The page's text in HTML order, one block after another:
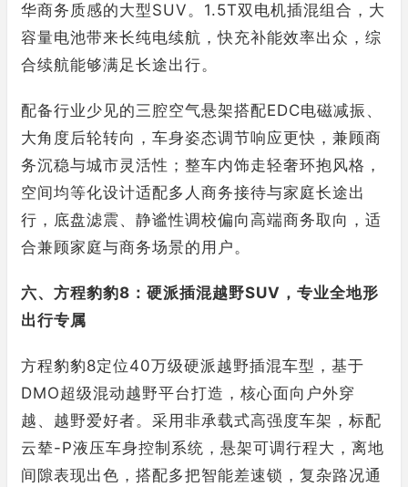
华商务质感的大型SUV。1.5T双电机插混组合，大
容量电池带来长纯电续航，快充补能效率出众，综
合续航能够满足长途出行。
配备行业少见的三腔空气悬架搭配EDC电磁减振、
大角度后轮转向，车身姿态调节响应更快，兼顾商
务沉稳与城市灵活性；整车内饰走轻奢环抱风格，
空间均等化设计适配多人商务接待与家庭长途出
行，底盘滤震、静谧性调校偏向高端商务取向，适
合兼顾家庭与商务场景的用户。
六、方程豹豹8：硬派插混越野SUV，专业全地形
出行专属
方程豹豹8定位40万级硬派越野插混车型，基于
DMO超级混动越野平台打造，核心面向户外穿
越、越野爱好者。采用非承载式高强度车架，标配
云辇-P液压车身控制系统，悬架可调行程大，离地
间隙表现出色，搭配多把智能差速锁，复杂路况通